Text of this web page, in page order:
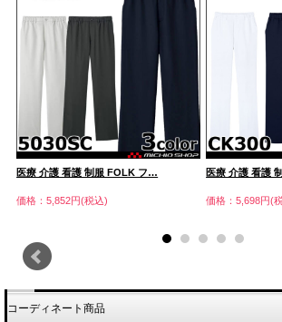
医療 介護 看護 制服 FOLK フ…
価格：5,852円(税込)
医療 介護 看護
価格：5,698円(
コーディネート商品